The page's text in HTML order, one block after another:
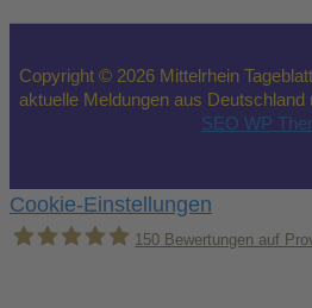
Copyright © 2026 Mittelrhein
aktuelle Meldungen aus
SEO WP
Cookie-Einstellungen
150 Bewertungen auf